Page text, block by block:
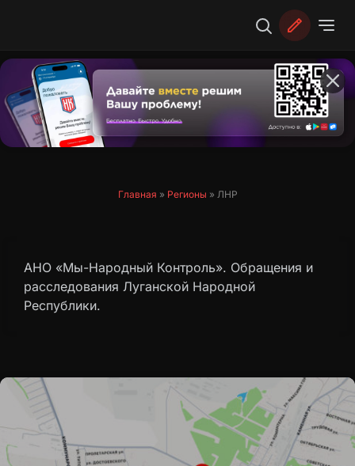
Главная » Регионы » ЛНР
АНО «Мы-Народный Контроль». Обращения и
расследования Луганской Народной
Республики.